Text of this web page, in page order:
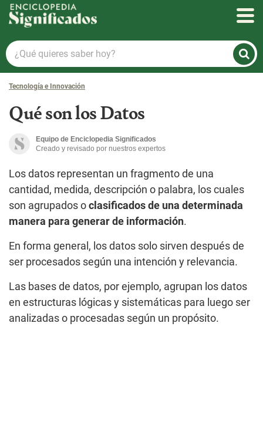
Enciclopedia Significados
¿Qué
quieres
saber
hoy?
Tecnología e Innovación
Qué son los Datos
Equipo de Enciclopedia Significados
Creado y revisado por nuestros expertos
Los datos representan un fragmento de una
cantidad, medida, descripción o palabra, los cuales
son agrupados o clasificados de una determinada
manera para generar de información.
En forma general, los datos solo sirven después de
ser procesados según una intención y relevancia.
Las bases de datos, por ejemplo, agrupan los datos
en estructuras lógicas y sistemáticas para luego ser
analizadas o procesadas según un propósito.